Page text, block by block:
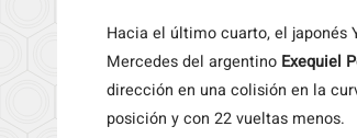
Hacia el último cuarto, el japonés
Mercedes del argentino Exequiel
dirección en una colisión en la
posición y con 22 vueltas menos.